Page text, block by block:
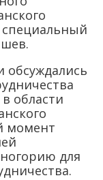
обсуждались
области
момент
для